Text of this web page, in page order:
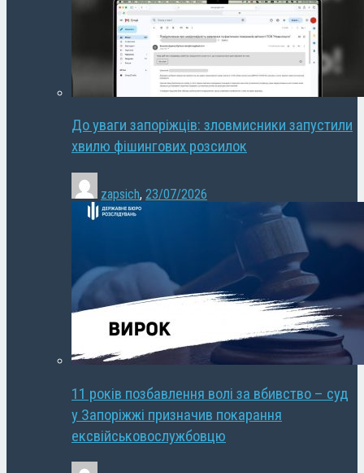
До уваги запоріжців: зловмисники запустили
хвилю фішингових розсилок
zapsich, 23/07/2026
11 років позбавлення волі за вбивство – суд
у Запоріжжі призначив покарання
ексвійськовослужбовцю